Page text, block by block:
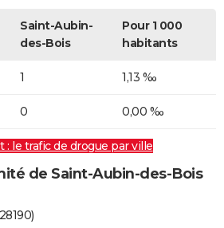
Saint-Aubin-
des-Bois
Pour 1 000
habitants
1 1,13 ‰
0 0,00 ‰
: le trafic de drogue par ville
de Saint-Aubin-des-Bois